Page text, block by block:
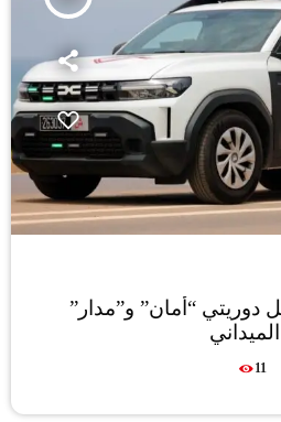
دوريتي “أمان” و”مدار”
11